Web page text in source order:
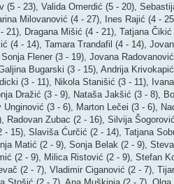
- 23), Valida Omerdić (5 - 20),
Milovanović (4 - 27), Ines Rajić (4 -
Dragana Mišić (4 - 21), Tatjana
(4 - 14), Tamara Trandafil (4 - 14),
Flener (3 - 19), Jovana
Bugarski (3 - 15), Andrija
(3 - 11), Nikola Stanišić (3 - 11),
Dražić (3 - 9), Nataša Jakšić (3 - 8),
(3 - 6), Marton Lečei (3 - 6),
Radovan Zubac (2 - 16), Silvija
15), Slaviša Ćurčić (2 - 14), Tatjana
Matić (2 - 9), Sonja Belak (2 - 9),
(2 - 9), Milica Ristović (2 - 9), Stefan
(2 - 7), Vladimir Ciganović (2 - 7),